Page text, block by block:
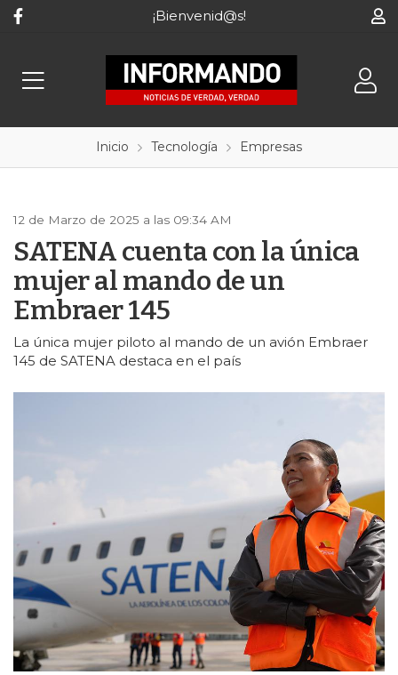
¡Bienvenid@s!
Inicio Tecnología Empresas
12 de Marzo de 2025 a las 09:34 AM
SATENA cuenta con la única
mujer al mando de un
Embraer 145
La única mujer piloto al mando de un avión Embraer
145 de SATENA destaca en el país